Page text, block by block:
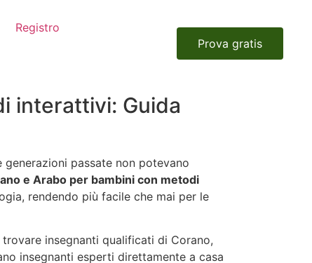
Registro
Prova gratis
interattivi: Guida
passate non potevano
e Arabo per bambini con metodi
rendendo più facile che mai per le
insegnanti qualificati di Corano,
insegnanti esperti direttamente a casa